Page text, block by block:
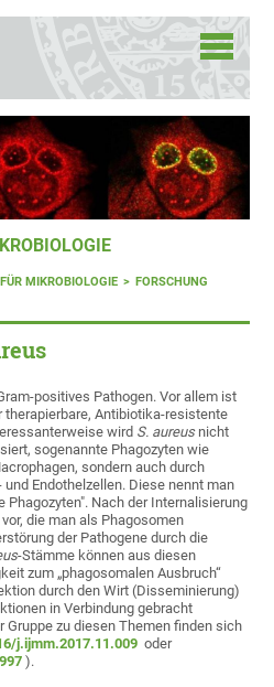
MIKROBIOLOGIE
FORSCHUNG
positives Pathogen. Vor allem ist
Antibiotika-resistente
wird S. aureusnicht
sogenannte Phagozyten wie
sondern auch durch
Endothelzellen. Diese nennt man
Nach der Internalisierung
die man als Phagosomen
der Pathogene durch die
-Stämme können aus diesen
zum „phagosomalen Ausbruch“
durch den Wirt (Disseminierung)
in Verbindung gebracht
Gruppe zu diesen Themen finden sich
j.ijmm.2017.11.009 oder
).